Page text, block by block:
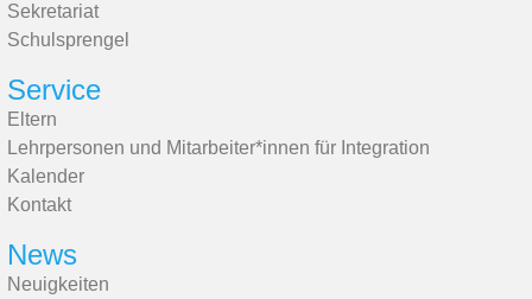
Sekretariat
Schulsprengel
Service
Eltern
Lehrpersonen und Mitarbeiter*innen für Integration
Kalender
Kontakt
News
Neuigkeiten